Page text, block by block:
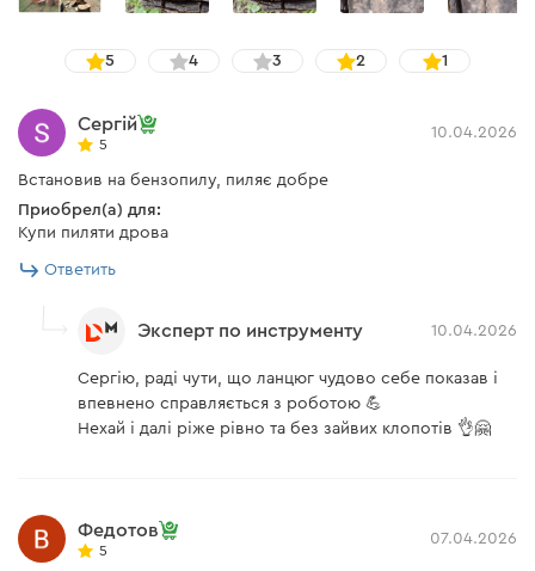
5 4 3 2 1
Сергій
5
10.04.2026
Встановив на бензопилу, пиляє добре
Приобрел(а) для:
Купи пиляти дрова
Ответить
Эксперт по инструменту 10.04.2026
Сергію, раді чути, що ланцюг чудово себе показав і
впевнено справляється з роботою 💪
Нехай і далі ріже рівно та без зайвих клопотів 👌🤗
Федотов
5
07.04.2026